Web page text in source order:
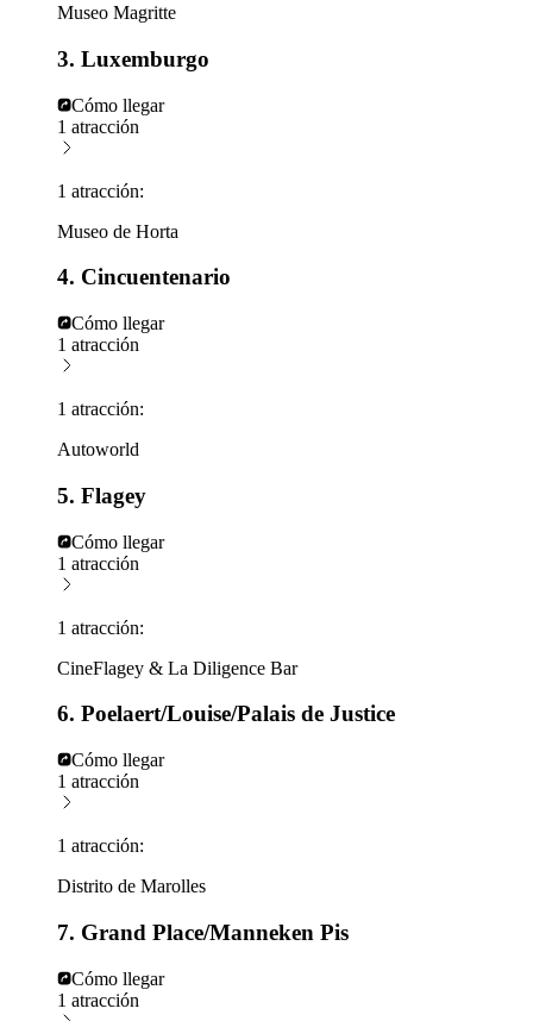
Museo Magritte
3. Luxemburgo
Cómo llegar
1 atracción
1 atracción:
Museo de Horta
4. Cincuentenario
Cómo llegar
1 atracción
1 atracción:
Autoworld
5. Flagey
Cómo llegar
1 atracción
1 atracción:
CineFlagey & La Diligence Bar
6. Poelaert/Louise/Palais de Justice
Cómo llegar
1 atracción
1 atracción:
Distrito de Marolles
7. Grand Place/Manneken Pis
Cómo llegar
1 atracción